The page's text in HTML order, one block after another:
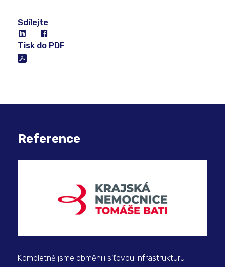
Sdílejte
Tisk do PDF
Reference
Kompletně jsme obměnili síťovou infrastrukturu